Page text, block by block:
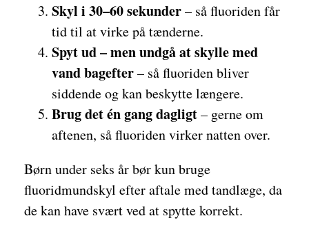
Skyl i 30–60 sekunder– så fluoriden får
tid til at virke på tænderne.
Spyt ud – men undgå at skylle med
vand bagefter– så fluoriden bliver
siddende og kan beskytte længere.
Brug det én gang dagligt– gerne om
aftenen, så fluoriden virker natten over.
Børn under seks år bør kun bruge
fluoridmundskyl efter aftale med tandlæge, da
de kan have svært ved at spytte korrekt.